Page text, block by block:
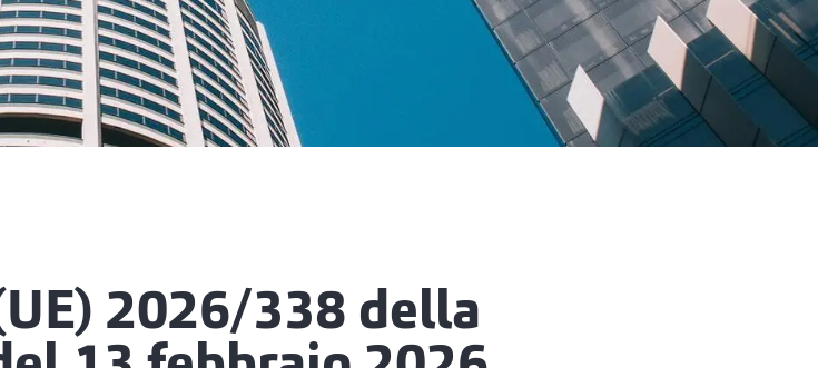
2026/338 della